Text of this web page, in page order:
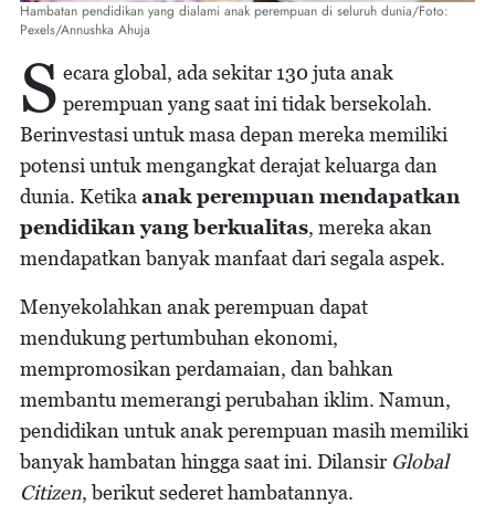
Hambatan pendidikan yang dialami anak perempuan di seluruh dunia/Foto:
Pexels/Annushka Ahuja
S ecara global, ada sekitar 130 juta anak
perempuan yang saat ini tidak bersekolah.
Berinvestasi untuk masa depan mereka memiliki
potensi untuk mengangkat derajat keluarga dan
dunia. Ketika anak perempuan mendapatkan
pendidikan yang berkualitas, mereka akan
mendapatkan banyak manfaat dari segala aspek.
Menyekolahkan anak perempuan dapat
mendukung pertumbuhan ekonomi,
mempromosikan perdamaian, dan bahkan
membantu memerangi perubahan iklim. Namun,
pendidikan untuk anak perempuan masih memiliki
banyak hambatan hingga saat ini. Dilansir Global
Citizen, berikut sederet hambatannya.